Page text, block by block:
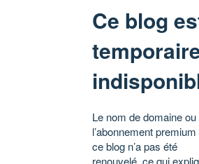
Ce blog
Le nom de domaine ou
l’abonnement
ce blog n’a pas été
renouvelé, ce qui